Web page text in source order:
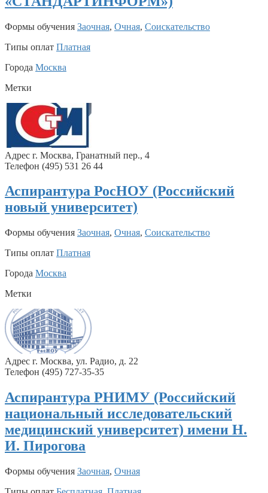
Формы обучения Заочная, Очная, Соискательство
Типы оплат Платная
Города Москва
Метки
Адрес г. Москва, Гранатный пер., 4
Телефон (495) 531 26 44
Аспирантура РосНОУ (Российский
новый университет)
Формы обучения Заочная, Очная, Соискательство
Типы оплат Платная
Города Москва
Метки
Адрес г. Москва, ул. Радио, д. 22
Телефон (495) 727-35-35
Аспирантура РНИМУ (Российский
национальный исследовательский
медицинский университет) имени Н.
И. Пирогова
Формы обучения Заочная, Очная